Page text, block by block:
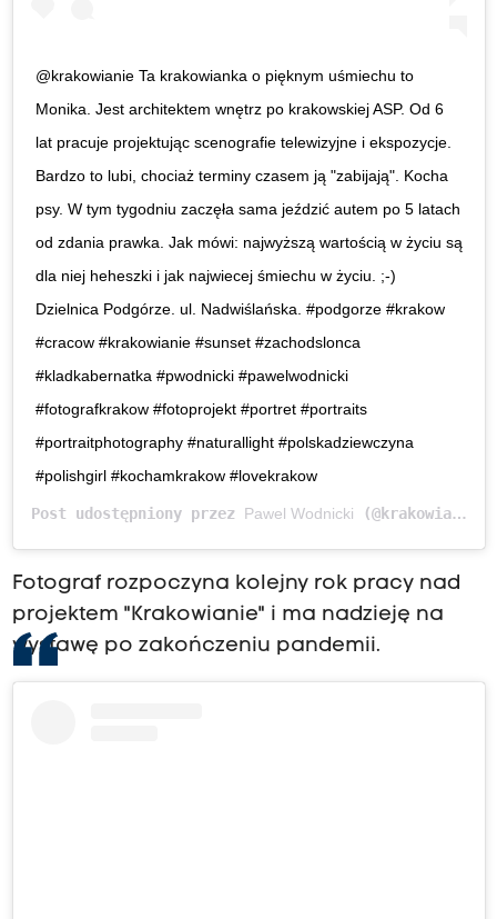
@krakowianie Ta krakowianka o pięknym uśmiechu to
Monika. Jest architektem wnętrz po krakowskiej ASP. Od 6
lat pracuje projektując scenografie telewizyjne i ekspozycje.
Bardzo to lubi, chociaż terminy czasem ją "zabijają". Kocha
psy. W tym tygodniu zaczęła sama jeździć autem po 5 latach
od zdania prawka. Jak mówi: najwyższą wartością w życiu są
dla niej heheszki i jak najwiecej śmiechu w życiu. ;-)
Dzielnica Podgórze. ul. Nadwiślańska. #podgorze #krakow
#cracow #krakowianie #sunset #zachodslonca
#kladkabernatka #pwodnicki #pawelwodnicki
#fotografkrakow #fotoprojekt #portret #portraits
#portraitphotography #naturallight #polskadziewczyna
#polishgirl #kochamkrakow #lovekrakow
Post udostępniony przez Pawel Wodnicki (@krakowianie)
Fotograf rozpoczyna kolejny rok pracy nad
projektem "Krakowianie" i ma nadzieję na
wystawę po zakończeniu pandemii.